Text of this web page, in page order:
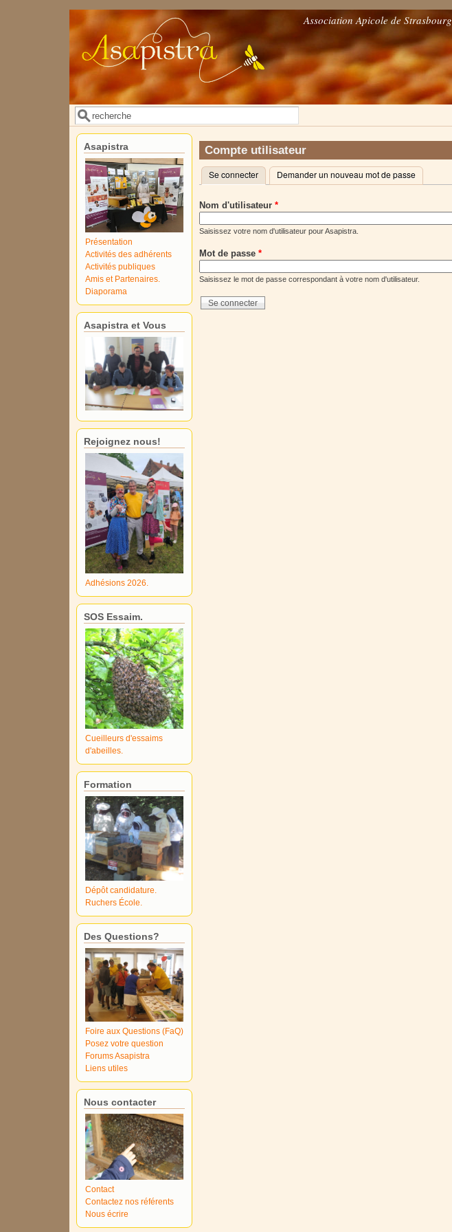
Association Apicole de Strasbourg
Formulaire de recherche
Rechercher
Compte utilisateur
Onglets principaux
Se connecter (onglet actif)
Demander un nouveau mot de passe
Nom d'utilisateur*
Saisissez votre nom d'utilisateur pour Asapistra.
Mot de passe*
Saisissez le mot de passe correspondant à votre nom d'utilisateur.
Asapistra
Présentation
Activités des adhérents
Activités publiques
Amis et Partenaires.
Diaporama
Asapistra et Vous
Rejoignez nous!
Adhésions 2026.
SOS Essaim.
Cueilleurs d'essaims
d'abeilles.
Formation
Dépôt candidature.
Ruchers École.
Des Questions?
Foire aux Questions (FaQ)
Posez votre question
Forums Asapistra
Liens utiles
Nous contacter
Contact
Contactez nos référents
Nous écrire